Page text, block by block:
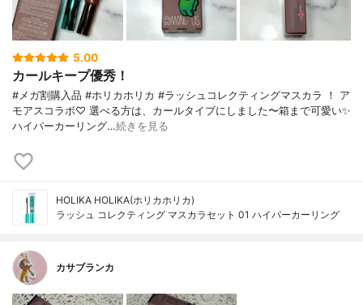
5.00
カールキープ優秀！
#メガ割購入品 #ホリカホリカ #ラッシュコレクティングマスカラ ！ ア
モアスコラボ♡ 選べる方は、カールタイプにしました〜箱まで可愛い✨
ハイパーカーリング…続きを見る
HOLIKA HOLIKA(ホリカホリカ)
ラッシュ コレクティング マスカラセット 01 ハイパーカーリング
カサブランカ